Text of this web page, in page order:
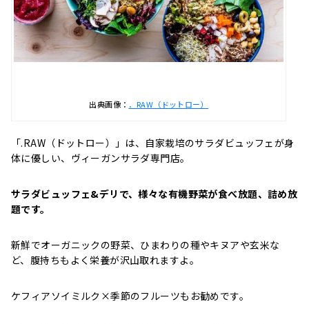
出典画像： ．RAW（ドットロー）
「.RAW（ドットロー）」は、自家栽培のサラダビュッフェが身
体に優しい、ヴィーガンサラダ専門店。
サラダビュッフェ&デリで、様々な有機野菜が食べ放題、詰め放
題です。
新鮮でオーガニックの野菜、ひまわりの種やキヌアや玄米な
ど、腹持ちもよく栄養が沢山取れますよ。
ケフィアソイミルク×季節のフルーツもお勧めです。